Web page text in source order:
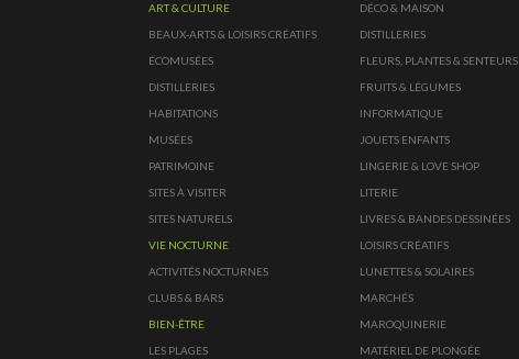
ART & CULTURE
BEAUX-ARTS & LOISIRS CRÉATIFS
ÉCOMUSÉES
DISTILLERIES
HABITATIONS
MUSÉES
PATRIMOINE
SITES À VISITER
SITES NATURELS
VIE NOCTURNE
ACTIVITÉS NOCTURNES
CLUBS & BARS
BIEN-ÊTRE
LES PLAGES
DÉCO & MAISON
DISTILLERIES
FLEURS, PLANTES & SENTEURS
FRUITS & LÉGUMES
INFORMATIQUE
JOUETS ENFANTS
LINGERIE & LOVE SHOP
LITERIE
LIVRES & BANDES DESSINÉES
LOISIRS CRÉATIFS
LUNETTES & SOLAIRES
MARCHÉS
MAROQUINERIE
MATÉRIEL DE PLONGÉE